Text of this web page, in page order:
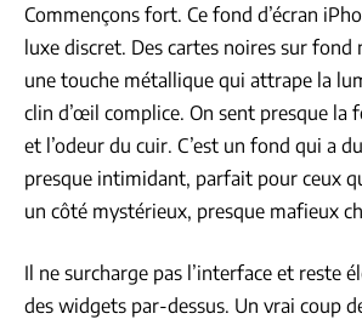
Commençons fort. Ce fond d’écran
luxe discret. Des cartes noires sur fond
une touche métallique qui attrape la
clin d’œil complice. On sent presque la
et l’odeur du cuir. C’est un fond qui a du
presque intimidant, parfait pour ceux
un côté mystérieux, presque mafieux
Il ne surcharge pas l’interface et reste
des widgets par-dessus. Un vrai coup